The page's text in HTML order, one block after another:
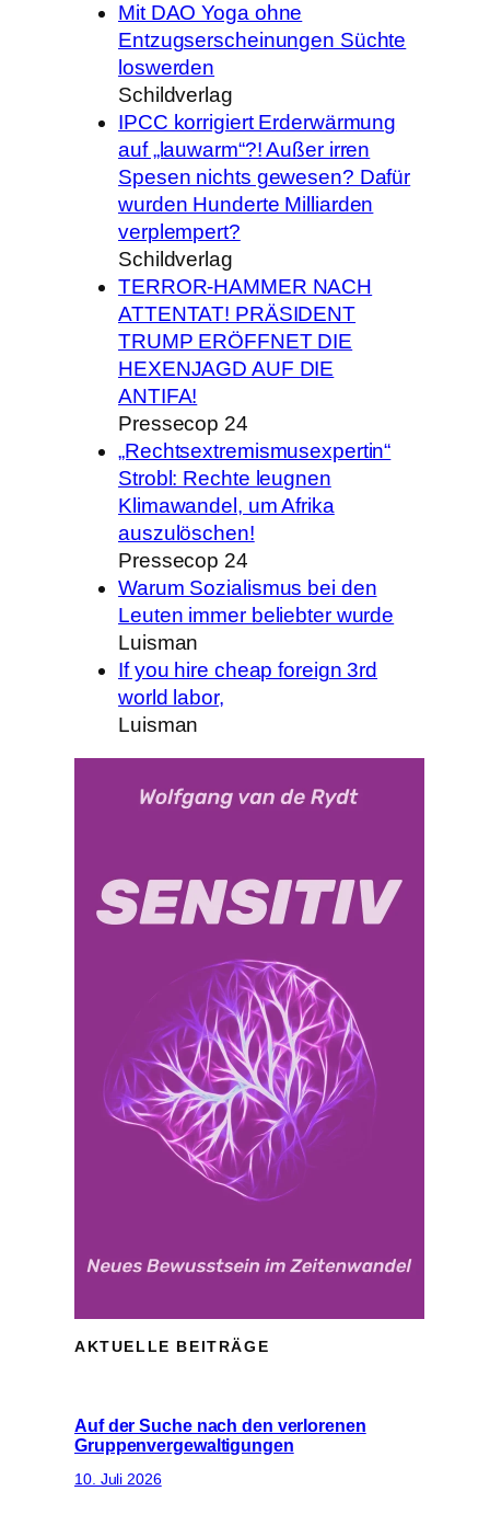
Mit DAO Yoga ohne
Entzugserscheinungen Süchte
loswerden
Schildverlag
IPCC korrigiert Erderwärmung
auf „lauwarm“?! Außer irren
Spesen nichts gewesen? Dafür
wurden Hunderte Milliarden
verplempert?
Schildverlag
TERROR-HAMMER NACH
ATTENTAT! PRÄSIDENT
TRUMP ERÖFFNET DIE
HEXENJAGD AUF DIE
ANTIFA!
Pressecop 24
„Rechtsextremismusexpertin“
Strobl: Rechte leugnen
Klimawandel, um Afrika
auszulöschen!
Pressecop 24
Warum Sozialismus bei den
Leuten immer beliebter wurde
Luisman
If you hire cheap foreign 3rd
world labor,
Luisman
AKTUELLE BEITRÄGE
Auf der Suche nach den verlorenen
Gruppenvergewaltigungen
10. Juli 2026